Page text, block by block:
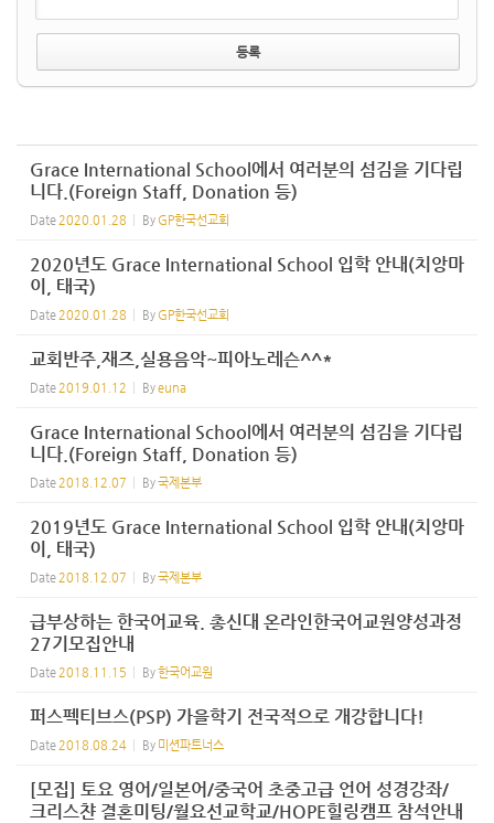
Grace International School에서 여러분의 섬김을 기다립
니다.(Foreign Staff, Donation 등)
Date 2020.01.28 ByGP한국선교회
2020년도 Grace International School 입학 안내(치앙마
이, 태국)
Date 2020.01.28 ByGP한국선교회
교회반주,재즈,실용음악~피아노레슨^^*
Date 2019.01.12 Byeuna
Grace International School에서 여러분의 섬김을 기다립
니다.(Foreign Staff, Donation 등)
Date 2018.12.07 By국제본부
2019년도 Grace International School 입학 안내(치앙마
이, 태국)
Date 2018.12.07 By국제본부
급부상하는 한국어교육. 총신대 온라인한국어교원양성과정
27기모집안내
Date 2018.11.15 By한국어교원
퍼스펙티브스(PSP) 가을학기 전국적으로 개강합니다!
Date 2018.08.24 By 미션파트너스
[모집] 토요 영어/일본어/중국어 초중고급 언어 성경강좌/
크리스챤 결혼미팅/월요선교학교/HOPE힐링캠프 참석안내